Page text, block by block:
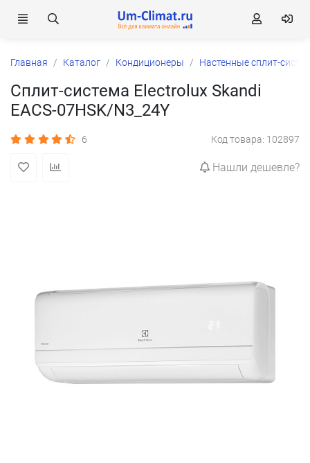
Главная Каталог Кондиционеры Настенные сплит-
Сплит-система Electrolux Skandi
EACS-07HSK/N3_24Y
6 Код товара: 102897
Нашли дешевле?